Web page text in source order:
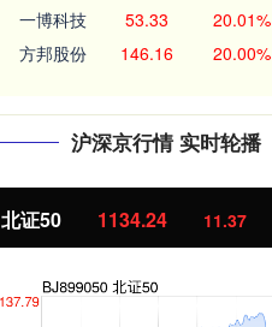
一博科技 53.33 20.01%
方邦股份 146.16 20.00%
沪深京行情 实时轮播
北证50 1134.24 11.37